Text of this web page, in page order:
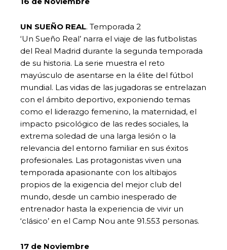
UN SUEÑO REAL. Temporada 2
‘Un Sueño Real’ narra el viaje de las futbolistas
del Real Madrid durante la segunda temporada
de su historia. La serie muestra el reto
mayúsculo de asentarse en la élite del fútbol
mundial. Las vidas de las jugadoras se entrelazan
con el ámbito deportivo, exponiendo temas
como el liderazgo femenino, la maternidad, el
impacto psicológico de las redes sociales, la
extrema soledad de una larga lesión o la
relevancia del entorno familiar en sus éxitos
profesionales. Las protagonistas viven una
temporada apasionante con los altibajos
propios de la exigencia del mejor club del
mundo, desde un cambio inesperado de
entrenador hasta la experiencia de vivir un
‘clásico’ en el Camp Nou ante 91.553 personas.
17 de Noviembre